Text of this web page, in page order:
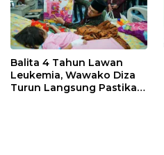
Balita 4 Tahun Lawan
Leukemia, Wawako Diza
Turun Langsung Pastikan